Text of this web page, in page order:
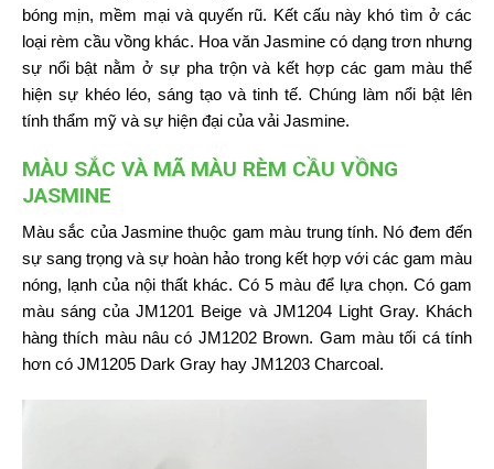
bóng mịn, mềm mại và quyến rũ. Kết cấu này khó tìm ở các
loại rèm cầu vồng khác. Hoa văn Jasmine có dạng trơn nhưng
sự nổi bật nằm ở sự pha trộn và kết hợp các gam màu thể
hiện sự khéo léo, sáng tạo và tinh tế. Chúng làm nổi bật lên
tính thẩm mỹ và sự hiện đại của vải Jasmine.
MÀU SẮC VÀ MÃ MÀU RÈM CẦU VỒNG
JASMINE
Màu sắc của Jasmine thuộc gam màu trung tính. Nó đem đến
sự sang trọng và sự hoàn hảo trong kết hợp với các gam màu
nóng, lạnh của nội thất khác. Có 5 màu để lựa chọn. Có gam
màu sáng của JM1201 Beige và JM1204 Light Gray. Khách
hàng thích màu nâu có JM1202 Brown. Gam màu tối cá tính
hơn có JM1205 Dark Gray hay JM1203 Charcoal.